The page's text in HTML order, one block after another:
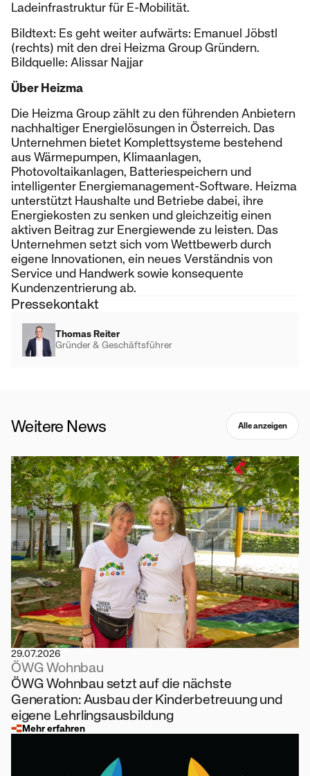
Ladeinfrastruktur für E-Mobilität.
Bildtext: Es geht weiter aufwärts: Emanuel Jöbstl
(rechts) mit den drei Heizma Group Gründern.
Bildquelle: Alissar Najjar
Über Heizma
Die Heizma Group zählt zu den führenden Anbietern
nachhaltiger Energielösungen in Österreich. Das
Unternehmen bietet Komplettsysteme bestehend
aus Wärmepumpen, Klimaanlagen,
Photovoltaikanlagen, Batteriespeichern und
intelligenter Energiemanagement-Software. Heizma
unterstützt Haushalte und Betriebe dabei, ihre
Energiekosten zu senken und gleichzeitig einen
aktiven Beitrag zur Energiewende zu leisten. Das
Unternehmen setzt sich vom Wettbewerb durch
eigene Innovationen, ein neues Verständnis von
Service und Handwerk sowie konsequente
Kundenzentrierung ab.
Pressekontakt
Thomas Reiter
Gründer & Geschäftsführer
Weitere News Alle anzeigen
29.07.2026
ÖWG Wohnbau
ÖWG Wohnbau setzt auf die nächste
Generation: Ausbau der Kinderbetreuung und
eigene Lehrlingsausbildung
Mehr erfahren